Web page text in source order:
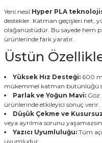
Yeni nesil Hyper PLA
destekler. Katman geçişleri net,
olağanüstüdür. Bu sayede hem
ürünlerinde fark yaratır.
Üstün
Yüksek Hız Desteği: 600
mükemmel katman bütünlüğü
Parlak ve Yoğun Mavi: Göz
ürünlerinde etkileyici sonuç verir.
Düşük Çekme ve Kusursuz
veya ayrılma sorunu
Yazıcı Uyumluluğu: Tüm
uyumludur.